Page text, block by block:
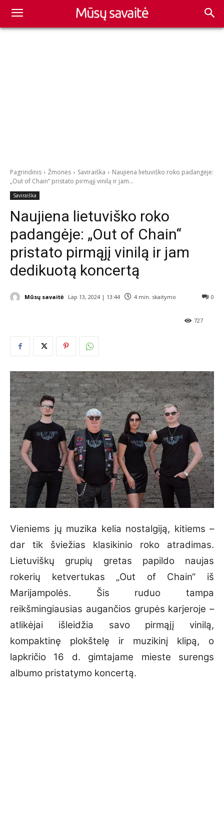
Pagrindinis Žmonės Saviraiška
Naujiena lietuviško roko padangėje:
„Out of Chain“ pristato pirmąjį vinilą ir jam...
Saviraiška
Naujiena lietuviško roko
padangėje: „Out of Chain“
pristato pirmąjį vinilą ir jam
dedikuotą koncertą
Mūsų savaitė Lap 13, 2024 | 13:44 4 min. skaitymo 0
727
Vieniems jų muzika kelia nostalgiją, kitiems –
dar tik šviežias klasikinio roko atradimas.
Lietuviškų grupių gretas papildo naujas
rokerių ketvertukas „Out of Chain“ iš
Marijampolės. Šis ruduo tampa
reikšmingiausias augančios grupės karjeroje –
atlikėjai išleidžia savo pirmąjį vinilą,
kompaktinę plokštelę ir muzikinį klipą, o
lapkričio 16 d. gimtajame mieste surengs
albumo pristatymo koncertą.